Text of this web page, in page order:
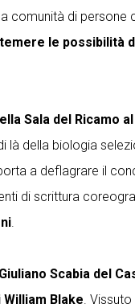
di
le possibilità
Sala del Ricamo
là della biologia
a deflagrare il
di scrittura
Scabia del
Blake .